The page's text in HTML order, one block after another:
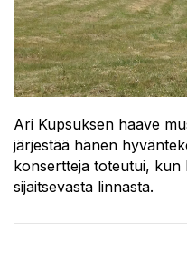
Ari Kupsuksen haave
järjestää hänen
konsertteja toteutui, kun
sijaitsevasta linnasta.